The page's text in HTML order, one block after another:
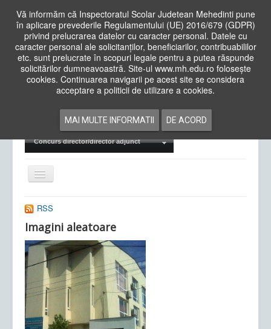
Vă informăm că Inspectoratul Scolar Judetean Mehedinti pune
în aplicare prevederile Regulamentului (UE) 2016/679 (GDPR)
privind prelucrarea datelor cu caracter personal. Datele cu
caracter personal ale solicitanților, beneficiarilor, contribuabililor
etc. sunt prelucrate în scopuri legale pentru a putea răspunde
solicitărilor dumneavoastră. Site-ul www.mh.edu.ro folosește
cookies. Continuarea navigarii pe acest site se considera
acceptare a politicii de utilizare a cookies.
MAI MULTE INFORMATII DE ACORD
Cauta
in
siteAcasa Cadre Didactice
Examene Naționale
Concurs director/director adjunct
Comută
navigarea
Ultimele articole: Vi, 04.11.2022 -
Județean Mehedinți
RSS
Imagini aleatoare